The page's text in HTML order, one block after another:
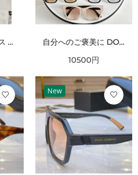
存在感のある ルメス スーパーコピー ベルト 大人っぽい HERMES
自分へのご褒美に DOLCE＆GABBANA ドルチェ＆ガッバーナ コピー サングラス ギフトにも最適
10500円
New